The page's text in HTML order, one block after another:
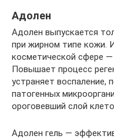
Адолен
Адолен выпускается
при жирном типе кожи.
косметической сфере
Повышает процесс
устраняет воспаление,
патогенных
ороговевший слой
Адолен гель —